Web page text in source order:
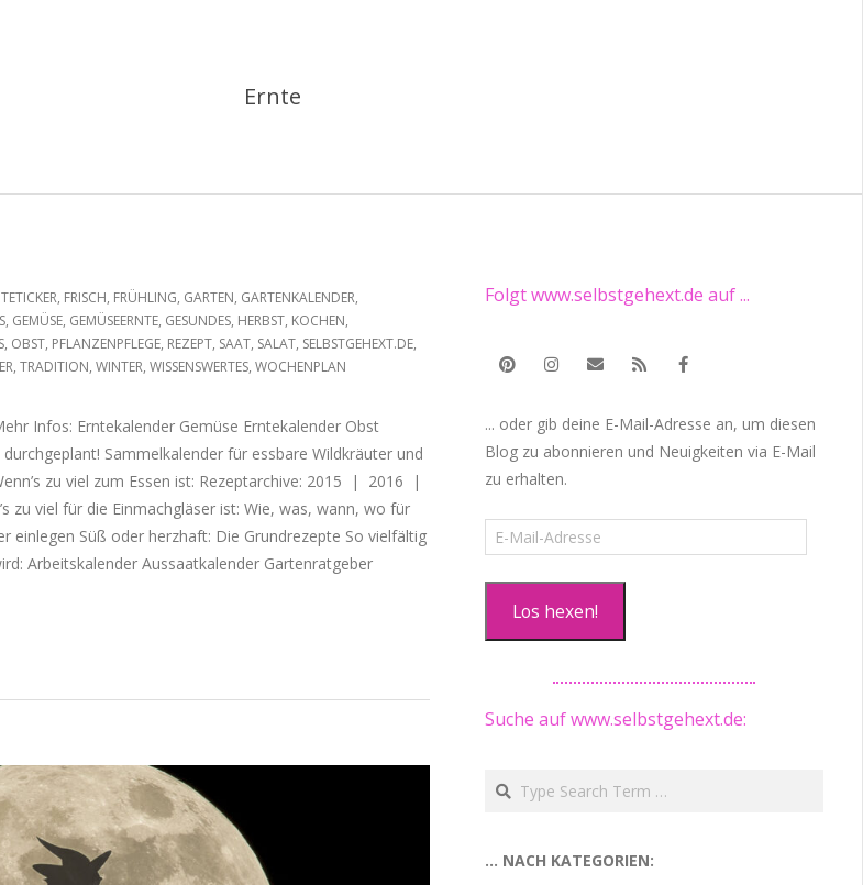
Ernte
, FRISCH, FRÜHLING, GARTEN, GARTENKALENDER,
, GEMÜSE, GEMÜSEERNTE, GESUNDES, HERBST, KOCHEN,
, OBST, PFLANZENPFLEGE, REZEPT, SAAT, SALAT, SELBSTGEHEXT.DE,
, TRADITION, WINTER, WISSENSWERTES, WOCHENPLAN
Infos: Erntekalender Gemüse Erntekalender Obst
Sammelkalender für essbare Wildkräuter und
zu viel zum Essen ist: Rezeptarchive: 2015 | 2016 |
viel für die Einmachgläser ist: Wie, was, wann, wo für
einlegen Süß oder herzhaft: Die Grundrezepte So vielfältig
Arbeitskalender Aussaatkalender Gartenratgeber
Folgt www.selbstgehext.de auf ...
... oder gib deine E-Mail-Adresse an, um diesen
Blog zu abonnieren und Neuigkeiten via E-Mail
zu erhalten.
E-
Mail-
Los hexen!
Suche auf www.selbstgehext.de:
Search
… NACH KATEGORIEN: